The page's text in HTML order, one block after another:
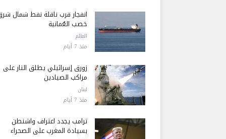
انفجار قرب ناقلة نفط شمال
خصب العُمانية
العالم
منذ 7 أيام
زورق إسرائيلي يطلق النار على
مراكب الصيادين
لبنان
منذ 7 أيام
ترامب يجدد اعتراف واشنطن
بسيادة المغرب على الصحراء